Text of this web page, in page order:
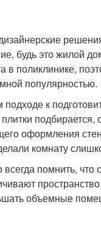
будь это жилой
в поликлинике,
популярностью.
к
подбирается,
оформления
комнату
помнить, что
объемные